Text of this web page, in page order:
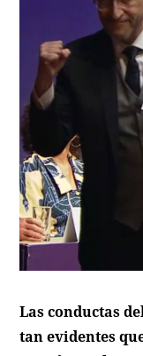
Las conductas
tan evidentes